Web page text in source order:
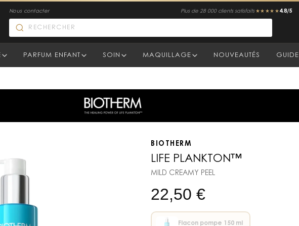
Nous contacter Plus de 28 000 clients satisfaits ★★★★★ 4.8/5
PARFUM ENFANT SOIN MAQUILLAGE NOUVEAUTÉS GUIDE
BIOTHERM
LIFE PLANKTON™
MILD CREAMY PEEL
22,50 €
Flacon pompe 150 ml